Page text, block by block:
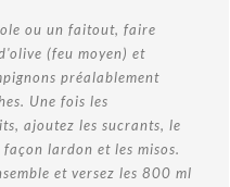
ou un faitout, faire
(feu moyen) et
préalablement
Une fois les
ajoutez les sucrants, le
lardon et les misos.
et versez les 800 ml